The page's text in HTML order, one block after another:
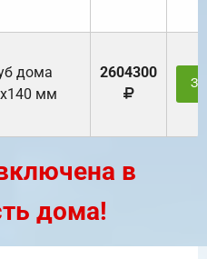
дома
мм
2604300
в
дома!